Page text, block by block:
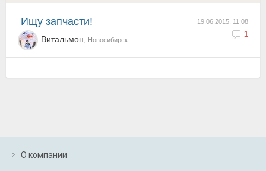
19.06.2015, 11:08
1
Ищу запчасти!
Витальмон, Новосибирск
О компании